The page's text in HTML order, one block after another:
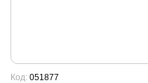
Код: 051877